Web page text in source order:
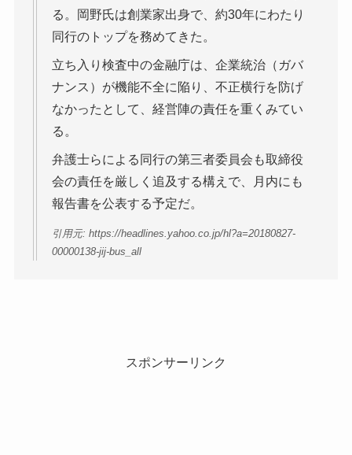
る。岡野氏は創業家出身で、約30年にわたり
同行のトップを務めてきた。
立ち入り検査中の金融庁は、企業統治（ガバ
ナンス）が機能不全に陥り、不正横行を防げ
なかったとして、経営陣の責任を重くみてい
る。
弁護士らによる同行の第三者委員会も取締役
会の責任を厳しく追及する構えで、月内にも
報告書を公表する予定だ。
引用元: https://headlines.yahoo.co.jp/hl?a=20180827-
00000138-jij-bus_all
スポンサーリンク